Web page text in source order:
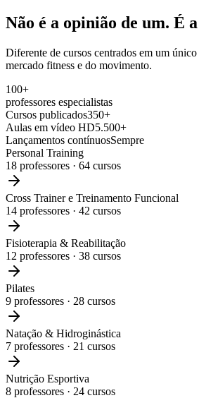
Não é a opinião de um. É
Diferente de cursos centrados em um
mercado fitness e do movimento.
100+
professores especialistas
Cursos publicados350+
Aulas em vídeo HD5.500+
Lançamentos contínuosSempre
Personal Training
18 professores · 64 cursos
Cross Trainer e Treinamento Funcional
14 professores · 42 cursos
Fisioterapia & Reabilitação
12 professores · 38 cursos
Pilates
9 professores · 28 cursos
Natação & Hidroginástica
7 professores · 21 cursos
Nutrição Esportiva
8 professores · 24 cursos